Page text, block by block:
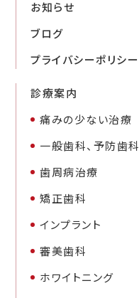
お知らせ
ブログ
プライバシーポリシー
診療案内
痛みの少ない治療
一般歯科、予防歯科
歯周病治療
矯正歯科
インプラント
審美歯科
ホワイトニング